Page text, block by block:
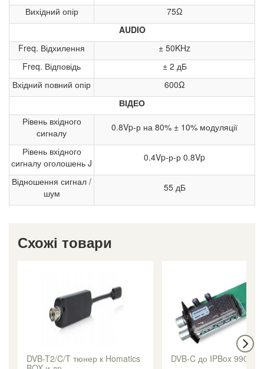
Вихідний опір
75Ω
AUDIO
Freq. Відхилення
± 50KHz
Freq. Відповідь
± 2 дБ
Вхідний повний опір
600Ω
ВІДЕО
Рівень вхідного
сигналу
0.8Vp-р на 80% ± 10% модуляції
Рівень вхідного
сигналу оголошень J
0.4Vp-р-р 0.8Vp
Відношення сигнал /
шум
55 дБ
Схожі товари
DVB-T2/C/T тюнер к Homatics
DVB-C до IPBox 9900HD